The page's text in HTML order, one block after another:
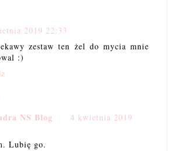
2019 22:33
zestaw ten żel do mycia mnie
:)
NS Blog
4 kwietnia 2019
Lubię go.